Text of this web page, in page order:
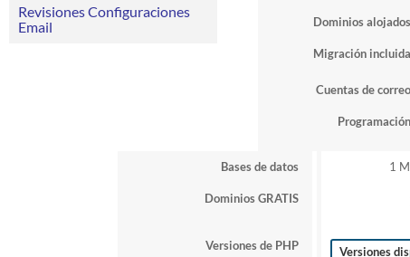
Revisiones Configuraciones
Email
Dominios alojados
Migración incluida
Cuentas de correo
Programación
Bases de datos 1
Dominios GRATIS
Versiones de PHP Versiones